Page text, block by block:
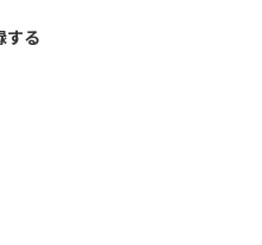
する